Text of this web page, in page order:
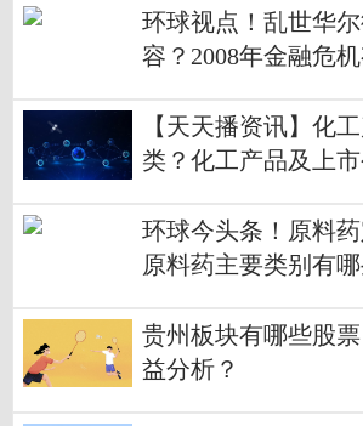
环球视点！乱世华
容？2008年金融危
【天天播资讯】化
类？化工产品及上
环球今头条！原料
原料药主要类别有哪
贵州板块有哪些股
益分析？